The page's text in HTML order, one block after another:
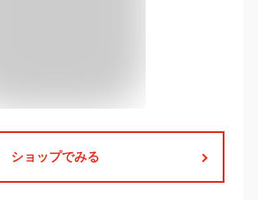
ショップでみる